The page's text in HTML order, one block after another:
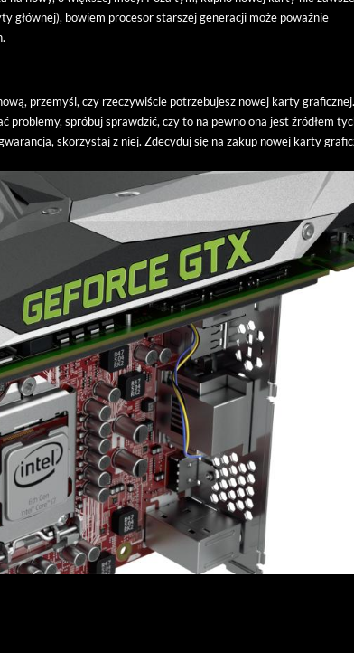
głównej), bowiem procesor starszej generacji może poważnie
przemyśl, czy rzeczywiście potrzebujesz nowej karty
problemy, spróbuj sprawdzić, czy to na pewno ona jest źródłem
skorzystaj z niej. Zdecyduj się na zakup nowej karty